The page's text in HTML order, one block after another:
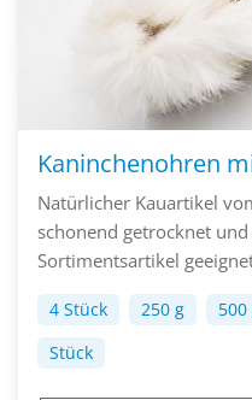
Kaninchenohren
Natürlicher Kauartikel
schonend getrocknet
Sortimentsartikel
4 Stück 250 g 500
Stück